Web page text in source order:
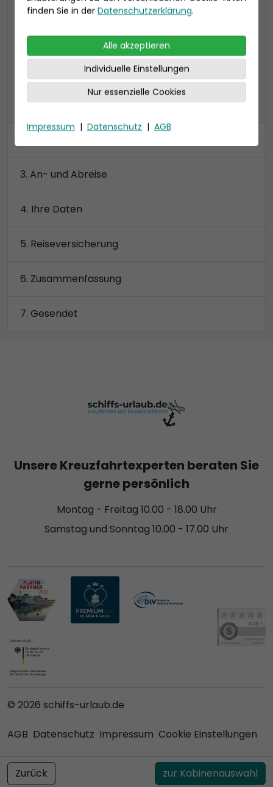
Kleiderschrank
Preis 3.230 €
alle Kategorien anzeigen
An- und Abreise
Ihre Daten
Reiseversicherung
Zusammenfassung
Gesendet
Zurück zur Kabinenauswahl
finden Sie in der Datenschutzerklärung.
Alle akzeptieren
Individuelle Einstellungen
Nur essenzielle Cookies
Impressum | Datenschutz | AGB
Unsere Kreuzfahrtexperten beraten Sie
gerne persönlich
Montag - Freitag 10.00 - 18.00 Uhr
Samstag und Sonntag 10.00 - 17.00 Uhr
© 2026 schiffs-urlaub.de
AGB Datenschutz Impressum Cookie Einstellungen